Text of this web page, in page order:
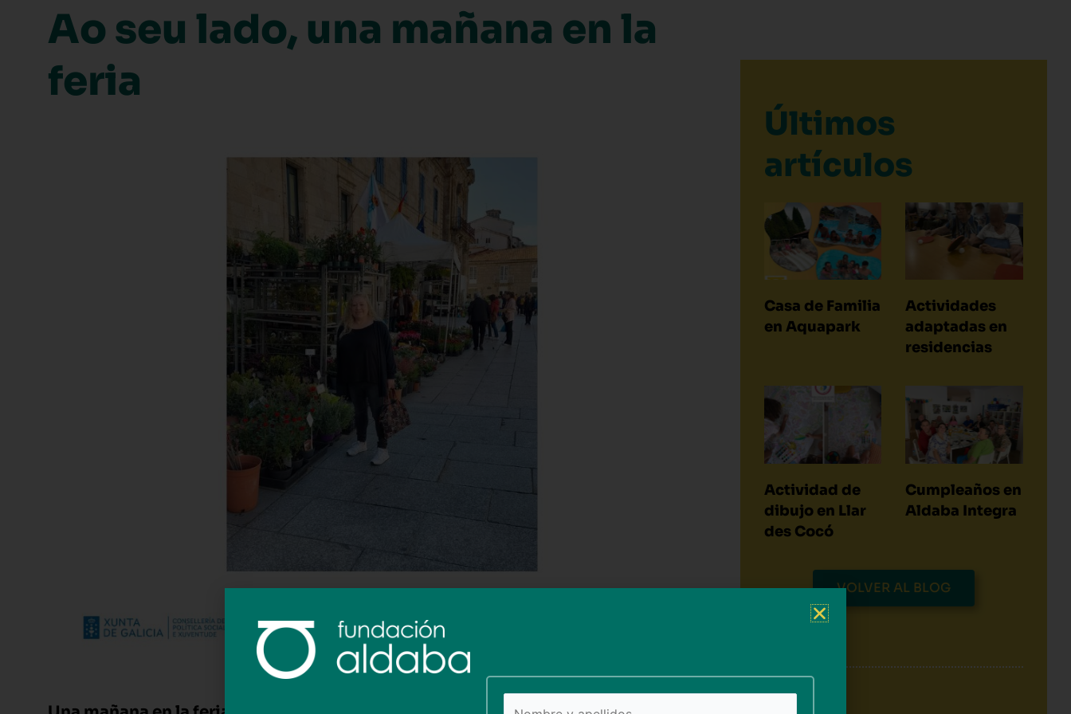
Ao seu lado, una mañana en la
feria
Últimos
artículos
Casa de Familia
en Aquapark
Actividades
adaptadas en
residencias
Actividad de
dibujo en Llar
des Cocó
Cumpleaños en
Aldaba Integra
VOLVER AL BLOG